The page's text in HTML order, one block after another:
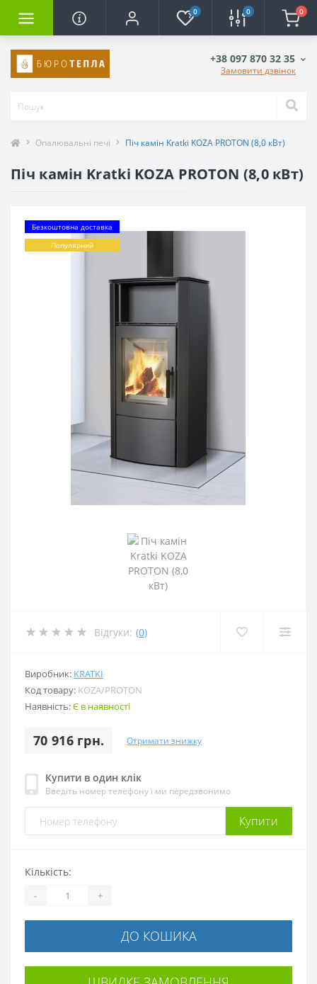
0 0 0
+38 097 870 32 35
Замовити дзвінок
Опалювальні печі Піч камін Kratki KOZA PROTON (8,0 кВт)
Піч камін Kratki KOZA PROTON (8,0 кВт)
Безкоштовна доставка
Популярний
Відгуки: (0)
Виробник: KRATKI
Код товару: KOZA/PROTON
Наявність:Є в наявності
70 916 грн. Отримати знижку
Купити в один клік
Введіть номер телефону і ми передзвонимо
Купити
Кількість:
- +
ДО КОШИКА